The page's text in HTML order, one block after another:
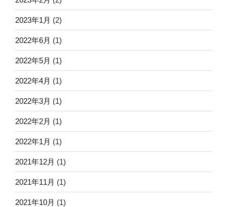
2023年1月 (2)
2022年6月 (1)
2022年5月 (1)
2022年4月 (1)
2022年3月 (1)
2022年2月 (1)
2022年1月 (1)
2021年12月 (1)
2021年11月 (1)
2021年10月 (1)